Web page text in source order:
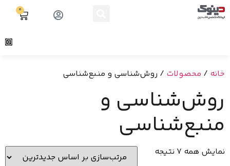
0
خانه / محصولات / روش‌شناسی و منبع‌شناسی
روش‌شناسی و
منبع‌شناسی
نمایش همه 7 نتیجه